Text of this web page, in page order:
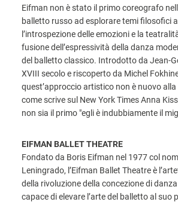
Eifman non è stato il primo coreografo
balletto russo ad esplorare temi filosofici
l’introspezione delle emozioni e la
fusione dell’espressività della danza
del balletto classico. Introdotto da Jean-
XVIII secolo e riscoperto da Michel
quest’approccio artistico non è nuovo
come scrive sul New York Times Anna
non sia il primo "egli è indubbiamente il
EIFMAN BALLET THEATRE
Fondato da Boris Eifman nel 1977 col
Leningrado, l’Eifman Ballet Theatre è
della rivoluzione della concezione di
capace di elevare l’arte del balletto al suo